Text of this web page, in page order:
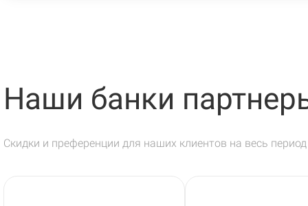
Наши банки
Скидки и преференции для наших клиентов на весь